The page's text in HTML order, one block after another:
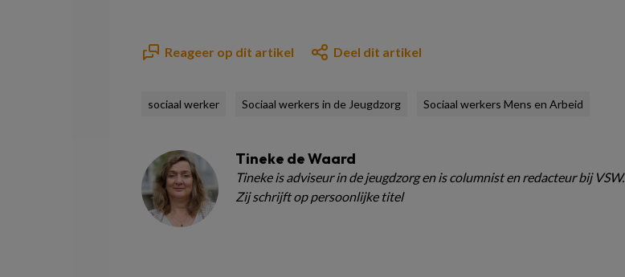
Reageer op dit artikel Deel dit artikel
sociaal werker Sociaal werkers in de Jeugdzorg Sociaal werkers Mens en Arbeid
Tineke de Waard
Tineke is adviseur in de jeugdzorg en is columnist en redacteur bij VSW.
Zij schrijft op persoonlijke titel